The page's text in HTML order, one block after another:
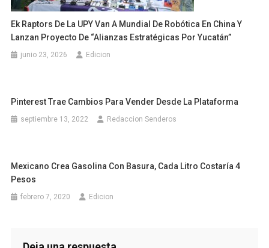
Ek Raptors De La UPY Van A Mundial De Robótica En China Y
Lanzan Proyecto De “Alianzas Estratégicas Por Yucatán”
junio 23, 2026 Edicion
Pinterest Trae Cambios Para Vender Desde La Plataforma
septiembre 13, 2022 Redaccion Senderos
Mexicano Crea Gasolina Con Basura, Cada Litro Costaría 4
Pesos
febrero 7, 2020 Edicion